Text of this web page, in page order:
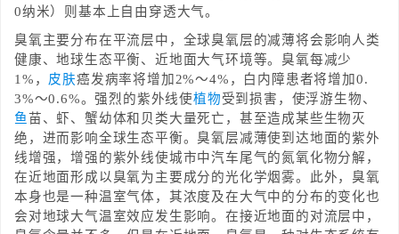
0纳米）则基本上自由穿透大气。
臭氧主要分布在平流层中，全球臭氧层的减薄将会影响人类
健康、地球生态平衡、近地面大气环境等。臭氧每减少
1%， 皮肤癌发病率将增加2%～4%，白内障患者将增加0.
3%～0.6%。强烈的紫外线使植物受到损害，使浮游生物、
鱼苗、虾、蟹幼体和贝类大量死亡，甚至造成某些生物灭
绝，进而影响全球生态平衡。臭氧层减薄使到达地面的紫外
线增强，增强的紫外线使城市中汽车尾气的氮氧化物分解，
在近地面形成以臭氧为主要成分的光化学烟雾。此外，臭氧
本身也是一种温室气体，其浓度及在大气中的分布的变化也
会对地球大气温室效应发生影响。在接近地面的对流层中，